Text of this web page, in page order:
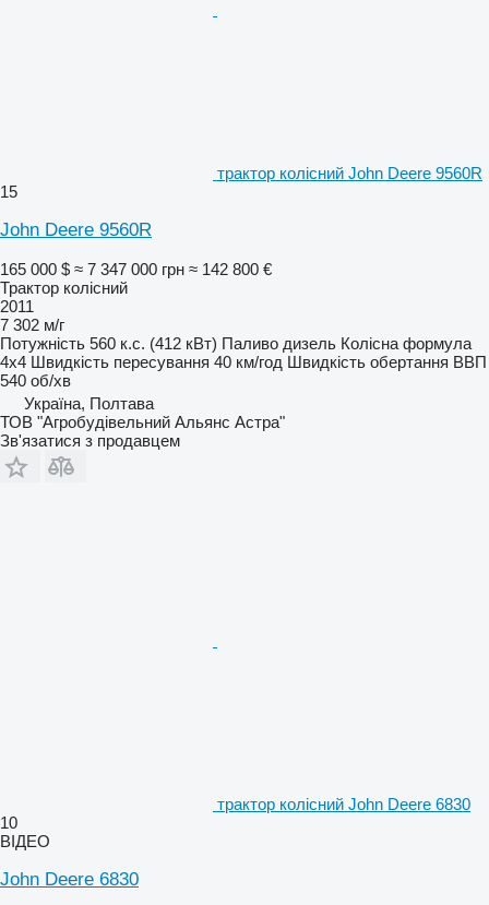
трактор колісний John Deere 9560R
15
John Deere 9560R
165 000 $ ≈ 7 347 000 грн ≈ 142 800 €
Трактор колісний
2011
7 302 м/г
Потужність 560 к.с. (412 кВт) Паливо дизель Колісна формула
4x4 Швидкість пересування 40 км/год Швидкість обертання ВВП
540 об/хв
Україна, Полтава
ТОВ "Агробудівельний Альянс Астра"
Зв'язатися з продавцем
трактор колісний John Deere 6830
10
ВІДЕО
John Deere 6830